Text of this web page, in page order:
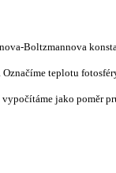
Boltzmannova
teplotu
jako poměr